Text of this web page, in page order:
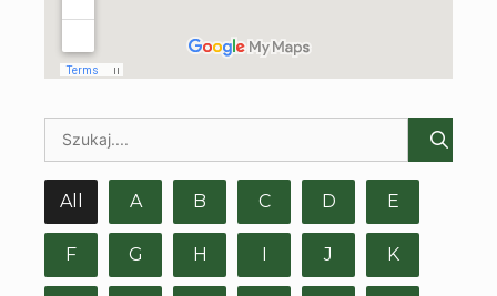
All A B C D E
F G H J K